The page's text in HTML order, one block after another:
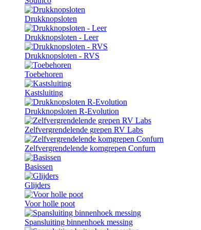
Drukknopsloten
Drukknopsloten - Leer
Drukknopsloten - RVS
Toebehoren
Kastsluiting
Drukknopsloten R-Evolution
Zelfvergrendelende grepen RV Labs
Zelfvergrendelende komgrepen Confurn
Basissen
Glijders
Voor holle poot
Spansluiting binnenhoek messing